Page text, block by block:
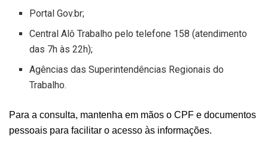
Portal Gov.br;
Central Alô Trabalho pelo telefone 158 (atendimento
das 7h às 22h);
Agências das Superintendências Regionais do
Trabalho.
Para a consulta, mantenha em mãos o CPF e documentos
pessoais para facilitar o acesso às informações.